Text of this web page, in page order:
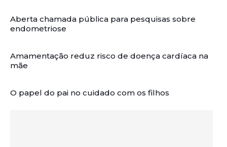
Aberta chamada pública para pesquisas sobre
endometriose
Amamentação reduz risco de doença cardíaca na
mãe
O papel do pai no cuidado com os filhos